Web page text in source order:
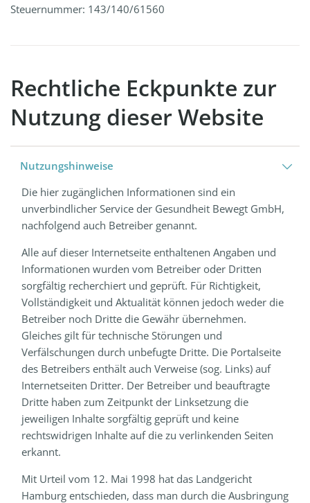
Steuernummer: 143/140/61560
Rechtliche Eckpunkte zur
Nutzung dieser Website
Nutzungshinweise
Die hier zugänglichen Informationen sind ein
unverbindlicher Service der Gesundheit Bewegt GmbH,
nachfolgend auch Betreiber genannt.
Alle auf dieser Internetseite enthaltenen Angaben und
Informationen wurden vom Betreiber oder Dritten
sorgfältig recherchiert und geprüft. Für Richtigkeit,
Vollständigkeit und Aktualität können jedoch weder die
Betreiber noch Dritte die Gewähr übernehmen.
Gleiches gilt für technische Störungen und
Verfälschungen durch unbefugte Dritte. Die Portalseite
des Betreibers enthält auch Verweise (sog. Links) auf
Internetseiten Dritter. Der Betreiber und beauftragte
Dritte haben zum Zeitpunkt der Linksetzung die
jeweiligen Inhalte sorgfältig geprüft und keine
rechtswidrigen Inhalte auf die zu verlinkenden Seiten
erkannt.
Mit Urteil vom 12. Mai 1998 hat das Landgericht
Hamburg entschieden, dass man durch die Ausbringung